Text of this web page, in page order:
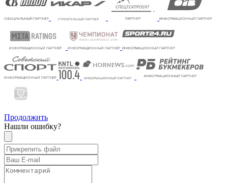
Продолжить
Нашли ошибку?